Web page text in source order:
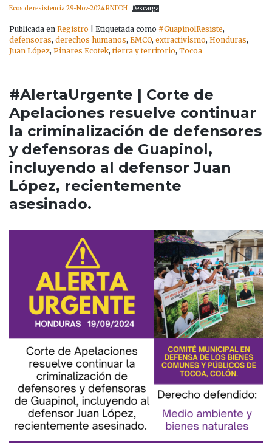
Ecos de resistencia 29-Nov-2024 RNDDH Descarga
Publicada en Registro Etiquetada como #GuapinolResiste,
defensoras, derechos humanos, EMCO, extractivismo, Honduras,
Juan López, Pinares Ecotek, tierra y territorio, Tocoa
#AlertaUrgente | Corte de
Apelaciones resuelve continuar
la criminalización de defensores
y defensoras de Guapinol,
incluyendo al defensor Juan
López, recientemente
asesinado.